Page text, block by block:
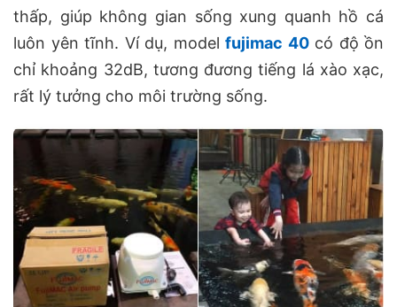
thấp, giúp không gian sống xung quanh hồ cá
luôn yên tĩnh. Ví dụ, model fujimac 40có độ ồn
chỉ khoảng 32dB, tương đương tiếng lá xào xạc,
rất lý tưởng cho môi trường sống.